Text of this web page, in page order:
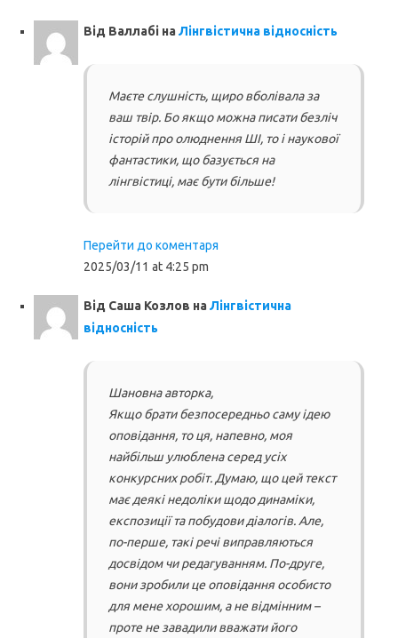
Від ВаллабінаЛінгвістична відносність
Маєте слушність, щиро вболівала за
ваш твір. Бо якщо можна писати безліч
історій про олюднення ШІ, то і наукової
фантастики, що базується на
лінгвістиці, має бути більше!
Перейти до коментаря
2025/03/11 at 4:25 pm
Від Саша Козлов наЛінгвістична
відносність
Шановна авторка,
Якщо брати безпосередньо саму ідею
оповідання, то ця, напевно, моя
найбільш улюблена серед усіх
конкурсних робіт. Думаю, що цей текст
має деякі недоліки щодо динаміки,
експозиції та побудови діалогів. Але,
по-перше, такі речі виправляються
досвідом чи редагуванням. По-друге,
вони зробили це оповідання особисто
для мене хорошим, а не відмінним –
проте не завадили вважати його